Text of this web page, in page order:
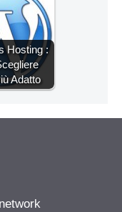
Hosting :
Adatto